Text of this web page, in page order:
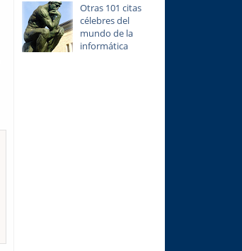
Otras 101 citas
célebres del
mundo de la
informática